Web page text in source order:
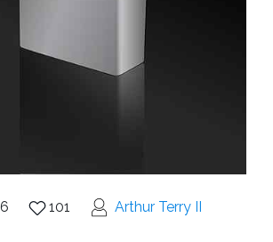
101 Arthur Terry II